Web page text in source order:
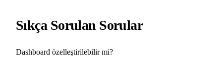
Sıkça Sorulan Sorular
Dashboard özelleştirilebilir mi?